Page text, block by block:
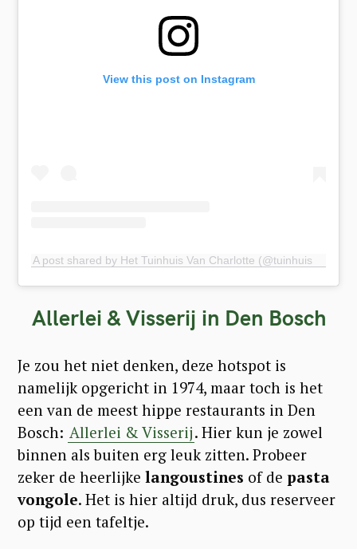
View this post on Instagram
Allerlei & Visserij in Den Bosch
Je zou het niet denken, deze hotspot is
namelijk opgericht in 1974, maar toch is het
een van de meest hippe restaurants in Den
Bosch: Allerlei & Visserij. Hier kun je zowel
binnen als buiten erg leuk zitten. Probeer
zeker de heerlijke langoustines of de pasta
vongole. Het is hier altijd druk, dus reserveer
op tijd een tafeltje.